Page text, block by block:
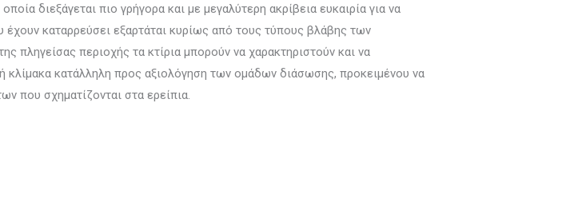
διεξάγεται πιο γρήγορα και με μεγαλύτερη ακρίβεια ευκαιρία για να
καταρρεύσει εξαρτάται κυρίως από τους τύπους βλάβης των
πληγείσας περιοχής τα κτίρια μπορούν να χαρακτηριστούν και να
κλίμακα κατάλληλη προς αξιολόγηση των ομάδων διάσωσης, προκειμένου να
που σχηματίζονται στα ερείπια.